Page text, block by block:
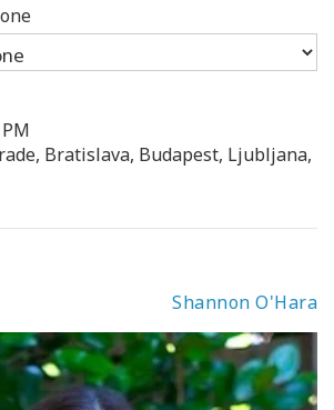
Bratislava, Budapest, Ljubljana,
Shannon O'Hara